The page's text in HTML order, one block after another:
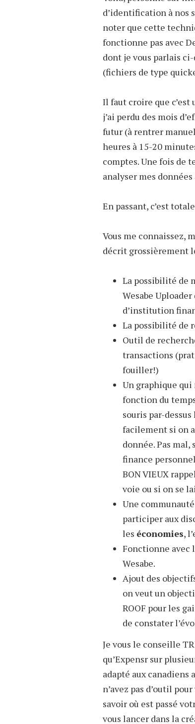
d’identification à nos
noter que cette
fonctionne pas avec
dont je vous parlais
(fichiers de type
Il faut croire que c’est
j’ai perdu des mois
futur (à rentrer
heures à 15-20
comptes. Une fois de
analyser mes
En passant, c’est
Vous me connaissez,
décrit grossièrement
La possibilité de
Wesabe
d’institution
La possibilité de
Outil de
transactions
fouiller!)
Un graphique
fonction du
souris par-
facilement si on
donnée. Pas mal,
finance
BON VIEUX
voie ou si on se
Une
participer aux
les économies,
Fonctionne avec
Wesabe.
Ajout des
on veut un
ROOF pour les
de constater
Je vous le conseille
qu’Expensr sur
adapté aux canadiens
n’avez pas d’outil
savoir où est passé
vous lancer dans la